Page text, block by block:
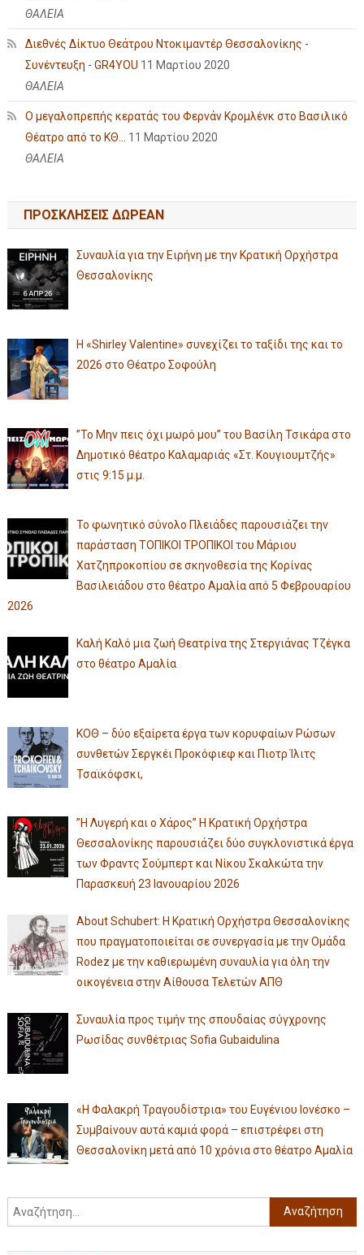
ΘΑΛΕΙΑ
Διεθνές Δίκτυο Θεάτρου Ντοκιμαντέρ Θεσσαλονίκης -
Συνέντευξη - GR4YOU 11 Μαρτίου 2020
ΘΑΛΕΙΑ
Ο μεγαλοπρεπής κερατάς του Φερνάν Κρομλένκ στο Βασιλικό
Θέατρο από το ΚΘ...
11 Μαρτίου 2020
ΘΑΛΕΙΑ
ΠΡΟΣΚΛΗΣΕΙΣ ΔΩΡΕΑΝ
Συναυλία για την Ειρήνη με την Κρατική Ορχήστρα
Θεσσαλονίκης
Η «Shirley Valentine» συνεχίζει το ταξίδι της και το
2026 στο Θέατρο Σοφούλη
”Το Μην πεις όχι μωρό μου” του Βασίλη Τσικάρα στο
Δημοτικό θέατρο Καλαμαριάς «Στ. Κουγιουμτζής»
στις 9:15 μ.μ.
Το φωνητικό σύνολο Πλειάδες παρουσιάζει την
παράσταση ΤΟΠΙΚΟΙ ΤΡΟΠΙΚΟΙ του Μάριου
Χατζηπροκοπίου σε σκηνοθεσία της Κορίνας
Βασιλειάδου στο θέατρο Αμαλία από 5 Φεβρουαρίου
2026
Καλή Καλό μια ζωή Θεατρίνα της Στεργιάνας Τζέγκα
στο θέατρο Αμαλία
ΚΟΘ – δύο εξαίρετα έργα των κορυφαίων Ρώσων
συνθετών Σεργκέι Προκόφιεφ και Πιοτρ Ίλιτς
Τσαϊκόφσκι,
”Η Λυγερή και ο Χάρος” Η Κρατική Ορχήστρα
Θεσσαλονίκης παρουσιάζει δύο συγκλονιστικά έργα
των Φραντς Σούμπερτ και Νίκου Σκαλκώτα την
Παρασκευή 23 Ιανουαρίου 2026
About Schubert: Η Κρατική Ορχήστρα Θεσσαλονίκης
που πραγματοποιείται σε συνεργασία με την Ομάδα
Rodez με την καθιερωμένη συναυλία για όλη την
οικογένεια στην Αίθουσα Τελετών ΑΠΘ
Συναυλία προς τιμήν της σπουδαίας σύγχρονης
Ρωσίδας συνθέτριας Sofia Gubaidulina
«Η Φαλακρή Τραγουδίστρια» του Ευγένιου Ιονέσκο –
Συμβαίνουν αυτά καμιά φορά – επιστρέφει στη
Θεσσαλονίκη μετά από 10 χρόνια στο θέατρο Αμαλία